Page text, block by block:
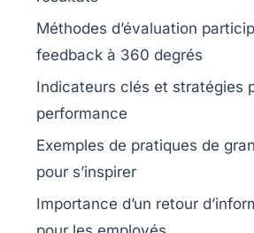
Méthodes d’évaluation
feedback à 360 degrés
Indicateurs clés et stratégies
performance
Exemples de pratiques de
pour s’inspirer
Importance d’un retour